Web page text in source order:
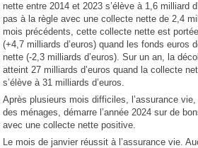
nette entre 2014 et 2023 s’élève à 1,6 milliard
pas à la règle avec une collecte nette de 2,4
mois précédents, cette collecte nette est
(+4,7 milliards d’euros) quand les fonds euros
nette (-2,3 milliards d’euros). Sur un an, la
atteint 27 milliards d’euros quand la collecte
s’élève à 31 milliards d’euros.
Après plusieurs mois difficiles, l’assurance
des ménages, démarre l’année 2024 sur de
avec une collecte nette positive.
Le mois de janvier réussit à l’assurance vie.